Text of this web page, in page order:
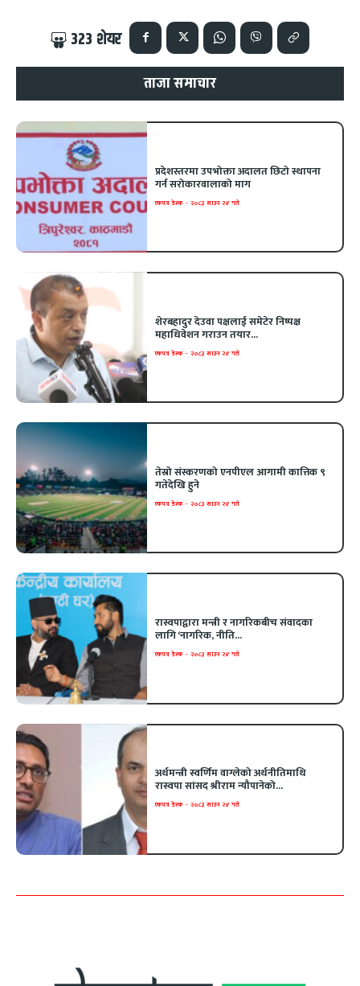
323 शेयर
ताजा समाचार
प्रदेशस्तरमा उपभोक्ता अदालत छिटो स्थापना
गर्न सरोकारवालाको माग
एकपत्र डेस्क - २०८३ साउन २४ गते
शेरबहादुर देउवा पक्षलाई समेटेर निष्पक्ष
महाधिवेशन गराउन तयार...
एकपत्र डेस्क - २०८३ साउन २४ गते
तेस्रो संस्करणको एनपीएल आगामी कात्तिक ९
गतेदेखि हुने
एकपत्र डेस्क - २०८३ साउन २४ गते
रास्वपाद्वारा मन्त्री र नागरिकबीच संवादका
लागि ‘नागरिक, नीति...
एकपत्र डेस्क - २०८३ साउन २४ गते
अर्थमन्त्री स्वर्णिम वाग्लेको अर्थनीतिमाथि
रास्वपा सांसद श्रीराम न्यौपानेको...
एकपत्र डेस्क - २०८३ साउन २४ गते